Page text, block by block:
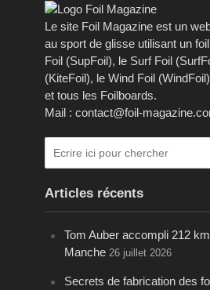
Le site Foil Magazine est un
au sport de glisse utilisant un
Foil (SupFoil), le Surf Foil
(KiteFoil), le Wind Foil
et tous les Foilboards.
Mail : contact@foil-
Articles récents
Tom Auber accompli 212
Manche 26 juillet 2026
Secrets de fabrication des